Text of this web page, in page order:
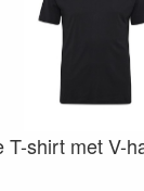
T-shirt met V-